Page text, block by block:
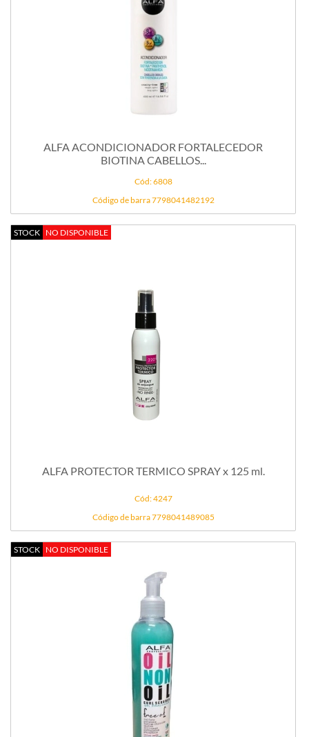
ALFA ACONDICIONADOR FORTALECEDOR
BIOTINA CABELLOS...
Cód: 6808
Código de barra 7798041482192
STOCK NO DISPONIBLE
ALFA PROTECTOR TERMICO SPRAY x 125 ml.
Cód: 4247
Código de barra 7798041489085
STOCK NO DISPONIBLE